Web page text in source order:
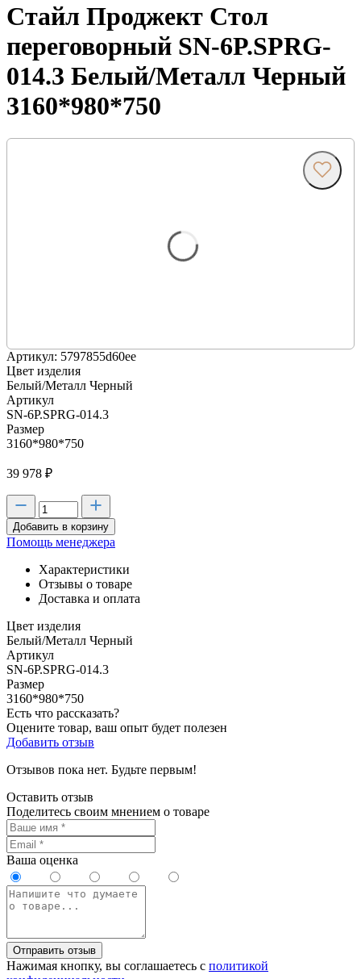
Стайл Проджект Стол
переговорный SN-6P.SPRG-
014.3 Белый/Металл Черный
3160*980*750
Артикул: 5797855d60ee
Цвет изделия
Белый/Металл Черный
Артикул
SN-6P.SPRG-014.3
Размер
3160*980*750
39 978 ₽
Добавить в корзину
Помощь менеджера
Характеристики
Отзывы о товаре
Доставка и оплата
Цвет изделия
Белый/Металл Черный
Артикул
SN-6P.SPRG-014.3
Размер
3160*980*750
Есть что рассказать?
Оцените товар, ваш опыт будет полезен
Добавить отзыв
Отзывов пока нет. Будьте первым!
Оставить отзыв
Поделитесь своим мнением о товаре
Ваша оценка
Отправить отзыв
Нажимая кнопку, вы соглашаетесь с политикой